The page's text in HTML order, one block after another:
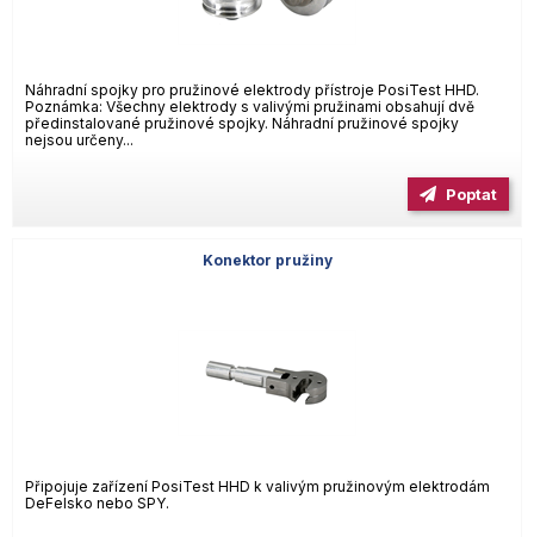
Náhradní spojky pro pružinové elektrody přístroje PosiTest HHD.
Poznámka: Všechny elektrody s valivými pružinami obsahují dvě
předinstalované pružinové spojky. Náhradní pružinové spojky
nejsou určeny...
Poptat
Konektor pružiny
Připojuje zařízení PosiTest HHD k valivým pružinovým elektrodám
DeFelsko nebo SPY.